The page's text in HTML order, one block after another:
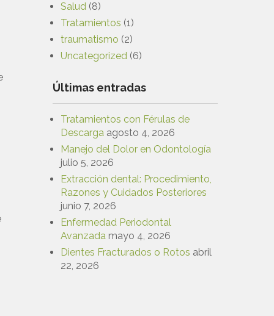
Salud (8)
Tratamientos (1)
traumatismo (2)
Uncategorized (6)
Últimas entradas
Tratamientos con Férulas de
Descarga agosto 4, 2026
Manejo del Dolor en Odontología
julio 5, 2026
Extracción dental: Procedimiento,
Razones y Cuidados Posteriores
junio 7, 2026
Enfermedad Periodontal
Avanzada mayo 4, 2026
Dientes Fracturados o Rotos abril
22, 2026